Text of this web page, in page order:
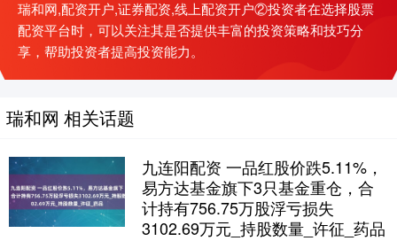
瑞和网,配资开户,证券配资,线上配资开户②投资者在选择股票
配资平台时，可以关注其是否提供丰富的投资策略和技巧分
享，帮助投资者提高投资能力。
瑞和网 相关话题
九连阳配资 一品红股价跌5.11%，
易方达基金旗下3只基金重仓，合
计持有756.75万股浮亏损失
3102.69万元_持股数量_许征_药品